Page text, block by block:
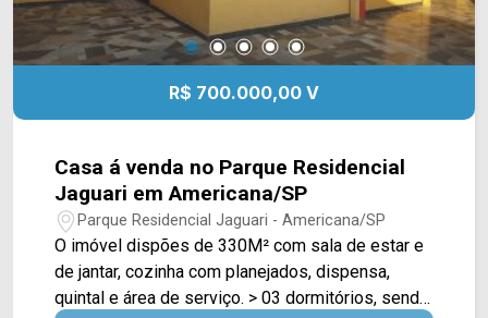
R$ 700.000,00 V
Casa á venda no Parque Residencial
Jaguari em Americana/SP
Parque Residencial Jaguari - Americana/SP
O imóvel dispões de 330M² com sala de estar e
de jantar, cozinha com planejados, dispensa,
quintal e área de serviço. > 03 dormitórios, sendo